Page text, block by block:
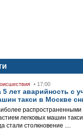
• 17:00
5 лет аварийность с
такси в Москве
легковых машин
стали столкновение ....